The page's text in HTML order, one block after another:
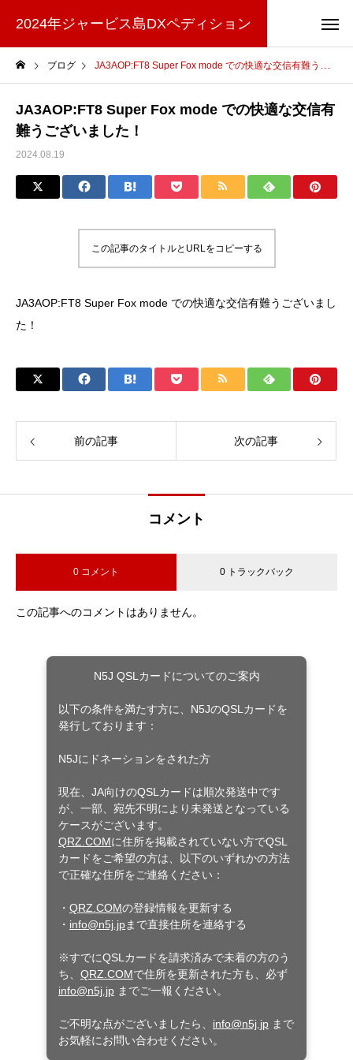
2024年ジャービス島DXペディション
ブログ JA3AOP:FT8 Super Fox mode での快適な交信有難うございました！
JA3AOP:FT8 Super Fox mode での快適な交信有
難うございました！
2024.08.19
この記事のタイトルとURLをコピーする
JA3AOP:FT8 Super Fox mode での快適な交信有難うございまし
た！
前の記事 次の記事
コメント
0 コメント 0 トラックバック
この記事へのコメントはありません。
N5J QSLカードについてのご案内
以下の条件を満たす方に、N5JのQSLカードを
発行しております：
N5Jにドネーションをされた方
現在、JA向けのQSLカードは順次発送中です
が、一部、宛先不明により未発送となっている
ケースがございます。
QRZ.COMに住所を掲載されていない方でQSL
カードをご希望の方は、以下のいずれかの方法
で正確な住所をご連絡ください：
・ QRZ.COMの登録情報を更新する
・ info@n5j.jpまで直接住所を連絡する
※すでにQSLカードを請求済みで未着の方のう
ち、 QRZ.COMで住所を更新された方も、必ず
info@n5j.jp までご一報ください。
ご不明な点がございましたら、 info@n5j.jp まで
お気軽にお問い合わせください。